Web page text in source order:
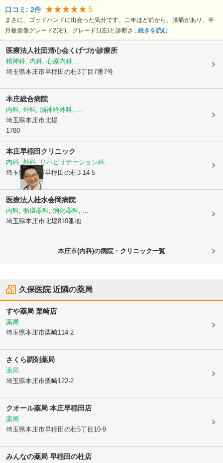
口コミ: 2件 5
まさに、ゴッドハンドに出会った気分です。二年ほど前から、膝痛があり、半
月板損傷グレード2(右)、グレード1(左)と診断さ...続きを読む
医療法人社団清心会くげづか診療所
精神科, 内科, 心療内科, ...
埼玉県本庄市早稲田の杜3丁目7番7号
本庄総合病院
内科, 外科, 脳神経外科, ...
埼玉県本庄市北堀
1780
本庄早稲田クリニック
内科, 外科, リハビリテーション科, ...
埼玉県本庄市早稲田の杜3-14-5
医療法人桂水会岡病院
内科, 循環器科, 消化器科, ...
埼玉県本庄市北堀810番地
本庄市(内科)の病院・クリニック一覧
久保医院近隣の薬局
すや薬局 栗崎店
薬局
埼玉県本庄市栗崎114-2
さくら調剤薬局
薬局
埼玉県本庄市栗崎122-2
クオール薬局 本庄早稲田店
薬局
埼玉県本庄市早稲田の杜5丁目10-9
みんなの薬局 早稲田の杜店